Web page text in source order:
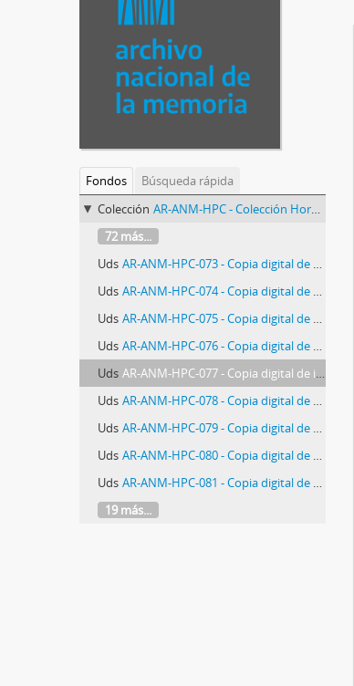
Fondos
Búsqueda rápida
Colección AR-ANM-HPC - Colección Horacio Pietragalla Corti
72 más...
Uds AR-ANM-HPC-073 - Copia digital de telegrama del Secretario Alejandro P. Guardone
Uds AR-ANM-HPC-074 - Copia digital de carta abierta de Abuelas de Plaza de Mayo a familiares de víctimas del terrorismo de Estado
Uds AR-ANM-HPC-075 - Copia digital de telegrama de la Delegación de San Martín de la Policía Federal Argentina (PFA) a la Comisaría N°38 de Capital Federal
Uds AR-ANM-HPC-076 - Copia digital de diploma de jura de la bandera de Horacio Miguel Pietragalla
Uds AR-ANM-HPC-077 - Copia digital de informe de Abuelas de Plaza de Mayo
Uds AR-ANM-HPC-078 - Copia digital de nota del Juzgado de Instrucción Militar N° 6 del Estado Mayor General de la Fuerza Aérea Argentina a José Antonio Corti
Uds AR-ANM-HPC-079 - Copia digital de carta abierta de Abuelas de Plaza de Mayo
Uds AR-ANM-HPC-080 - Copia digital de acta notarial de Stella Maris Corti
Uds AR-ANM-HPC-081 - Copia digital de telegrama de la Fiscalía Nacional de Primera Instancia en lo Criminal y Correccional Federal 3 y 5
19 más...